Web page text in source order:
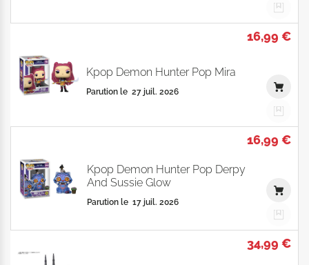
16,99 €
Kpop Demon Hunter Pop Mira
Parution le 27 juil. 2026
16,99 €
Kpop Demon Hunter Pop Derpy
And Sussie Glow
Parution le 17 juil. 2026
34,99 €